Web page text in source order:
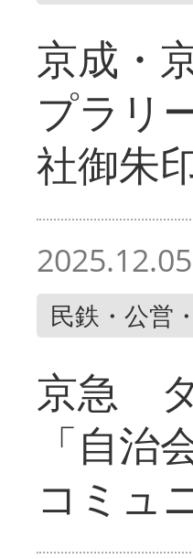
京成・
プラリ
社御朱
2025.12.05
民鉄・公営
京急
「自
コミュ